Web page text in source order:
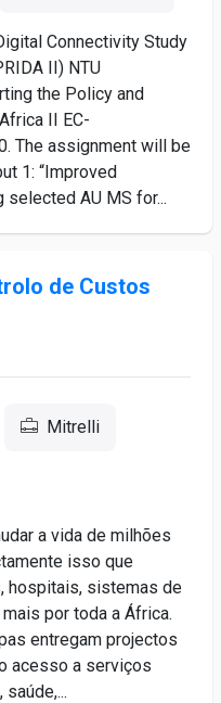
Connectivity Study
II) NTU
the Policy and
II EC-
The assignment will be
1: “Improved
AU MS for...
de Custos
Mitrelli
a vida de milhões
isso que
hospitais, sistemas de
por toda a África.
entregam projectos
acesso a serviços